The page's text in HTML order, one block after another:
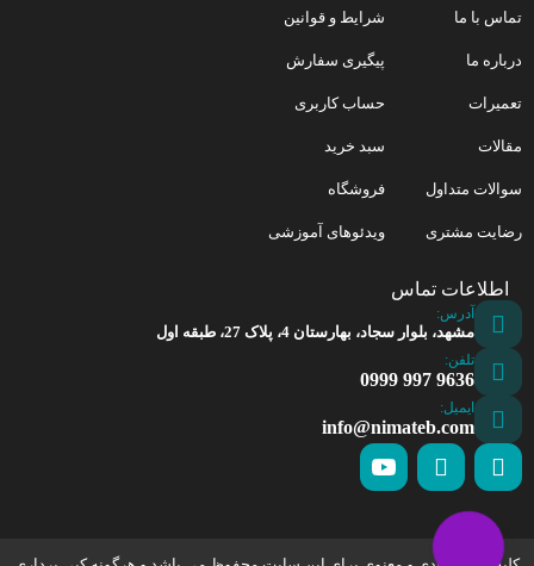
تماس با ما
درباره ما
تعمیرات
مقالات
سوالات متداول
رضایت مشتری
شرایط و قوانین
پیگیری سفارش
حساب کاربری
سبد خرید
فروشگاه
ویدئوهای آموزشی
اطلاعات تماس
آدرس:
مشهد، بلوار سجاد، بهارستان 4، پلاک 27، طبقه اول
تلفن:
9636 997 0999
ایمیل:
info@nimateb.com